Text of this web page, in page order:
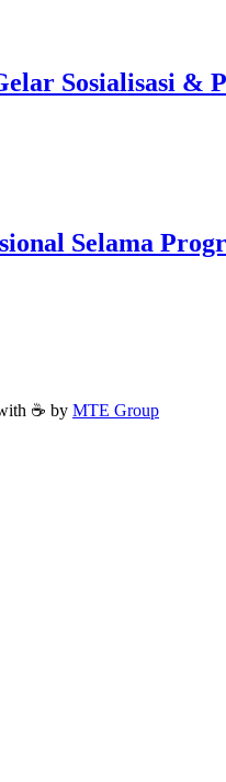
Sosialisasi &
Selama
☕ by MTE Group